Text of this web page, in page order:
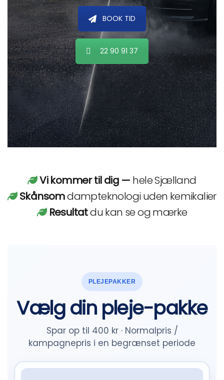
BOOK TID
22 90 91 37
Vi kommer til dig — hele Sjælland
Skånsomdampteknologi uden kemikalier
Resultatdu kan se og mærke
PLEJEPAKKER
Vælg din pleje-pakke
Spar op til 400 kr · Normalpris /
kampagnepris i en begrænset periode